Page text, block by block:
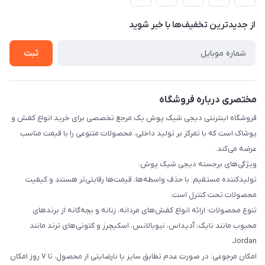
درباره ما
حریم خصوصی
راهنما
از جدید‌ترین تخفیف‌ها با‌ خبر شوید
ثبت
مختصری درباره فروشگاه
فروشگاه اینترنتی دیجی شیک پوش یک مرجع تخصصی برای خرید انواع کفش و
پوشاک است که با تمرکز بر تولید داخلی، محصولات متنوعی را با قیمت مناسب
عرضه می‌کند.
ویژگی‌های برجسته دیجی شیک پوش:
تولیدکننده مستقیم: با حذف واسطه‌ها، قیمت‌ها رقابتی‌تر هستند و کیفیت
محصولات تحت کنترل است.
تنوع محصولات: ارائه انواع کفش‌های مردانه، زنانه و بچه‌گانه از برندهای
محبوب مانند نایک، آدیداس، نیوبالانس، اسکیچرز و کتونی‌های ترند مانند
Jordan
امکان مرجوعی: در صورت عدم تطابق سایز یا نارضایتی از محصول، تا ۷ روز امکان